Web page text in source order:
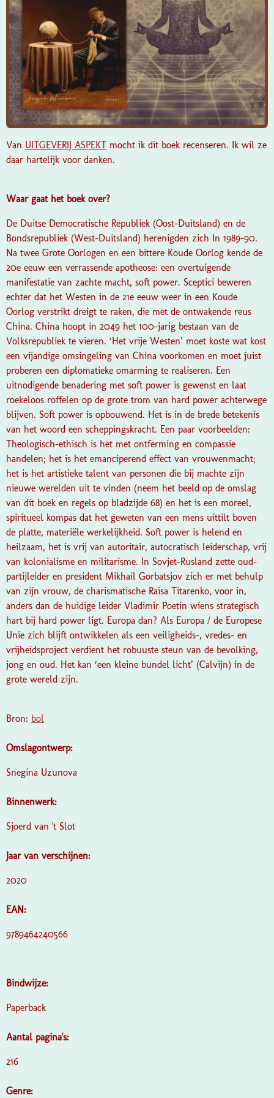
Van UITGEVERIJ ASPEKT mocht ik dit boek recenseren. Ik wil ze
daar hartelijk voor danken.
Waar gaat het boek over?
De Duitse Democratische Republiek (Oost-Duitsland) en de
Bondsrepubliek (West-Duitsland) herenigden zich In 1989-90.
Na twee Grote Oorlogen en een bittere Koude Oorlog kende de
20e eeuw een verrassende apotheose: een overtuigende
manifestatie van zachte macht, soft power. Sceptici beweren
echter dat het Westen in de 21e eeuw weer in een Koude
Oorlog verstrikt dreigt te raken, die met de ontwakende reus
China. China hoopt in 2049 het 100-jarig bestaan van de
Volksrepubliek te vieren. ‘Het vrije Westen’ moet koste wat kost
een vijandige omsingeling van China voorkomen en moet juist
proberen een diplomatieke omarming te realiseren. Een
uitnodigende benadering met soft power is gewenst en laat
roekeloos roffelen op de grote trom van hard power achterwege
blijven. Soft power is opbouwend. Het is in de brede betekenis
van het woord een scheppingskracht. Een paar voorbeelden:
Theologisch-ethisch is het met ontferming en compassie
handelen; het is het emanciperend effect van vrouwenmacht;
het is het artistieke talent van personen die bij machte zijn
nieuwe werelden uit te vinden (neem het beeld op de omslag
van dit boek en regels op bladzijde 68) en het is een moreel,
spiritueel kompas dat het geweten van een mens uittilt boven
de platte, materiële werkelijkheid. Soft power is helend en
heilzaam, het is vrij van autoritair, autocratisch leiderschap, vrij
van kolonialisme en militarisme. In Sovjet-Rusland zette oud-
partijleider en president Mikhail Gorbatsjov zich er met behulp
van zijn vrouw, de charismatische Raisa Titarenko, voor in,
anders dan de huidige leider Vladimir Poetin wiens strategisch
hart bij hard power ligt. Europa dan? Als Europa / de Europese
Unie zich blijft ontwikkelen als een veiligheids-, vredes- en
vrijheidsproject verdient het robuuste steun van de bevolking,
jong en oud. Het kan ‘een kleine bundel licht’ (Calvijn) in de
grote wereld zijn.
Bron: bol
Omslagontwerp:
Snegina Uzunova
Binnenwerk:
Sjoerd van 't Slot
Jaar van verschijnen:
2020
EAN:
9789464240566
Bindwijze:
Paperback
Aantal pagina's:
216
Genre: